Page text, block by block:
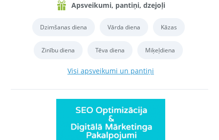
Apsveikumi, pantiņi, dzejoļi
Dzimšanas diena Vārda diena Kāzas
Zinību diena Tēva diena Miķeļdiena
Visi apsveikumi un pantiņi